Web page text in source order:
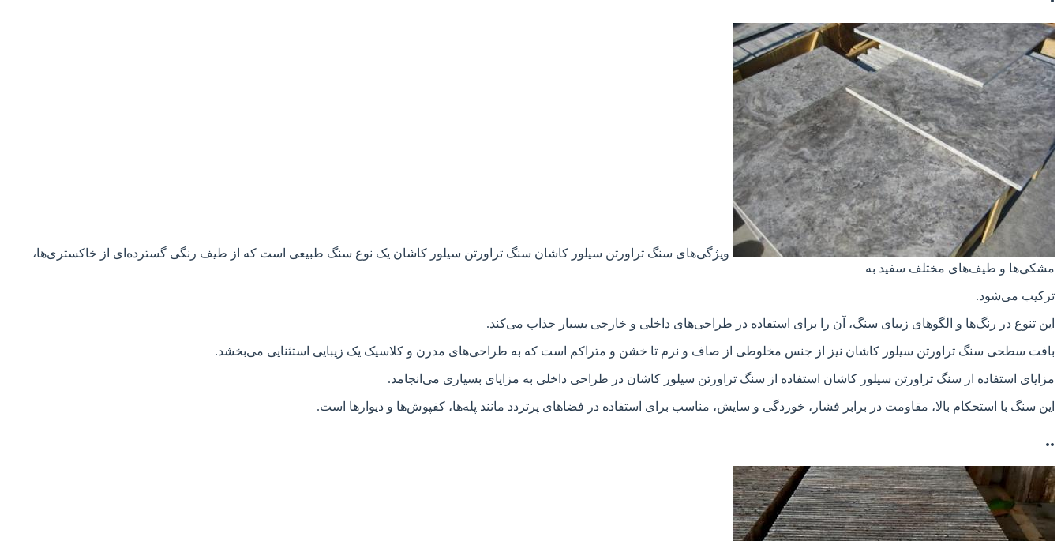
ویژگی‌های سنگ تراورتن سیلور کاشان سنگ تراورتن سیلور کاشان یک نوع سنگ طبیعی است که از طیف رنگی گسترده‌ای از خاکستری‌ها،
مشکی‌ها و طیف‌های مختلف سفید به
ترکیب می‌شود.
این تنوع در رنگ‌ها و الگوهای زیبای سنگ، آن را برای استفاده در طراحی‌های داخلی و خارجی بسیار جذاب می‌کند.
بافت سطحی سنگ تراورتن سیلور کاشان نیز از جنس مخلوطی از صاف و نرم تا خشن و متراکم است که به طراحی‌های مدرن و کلاسیک یک زیبایی استثنایی می‌بخشد.
مزایای استفاده از سنگ تراورتن سیلور کاشان استفاده از سنگ تراورتن سیلور کاشان در طراحی داخلی به مزایای بسیاری می‌انجامد.
این سنگ با استحکام بالا، مقاومت در برابر فشار، خوردگی و سایش، مناسب برای استفاده در فضاهای پرتردد مانند پله‌ها، کفپوش‌ها و دیوارها است.
..